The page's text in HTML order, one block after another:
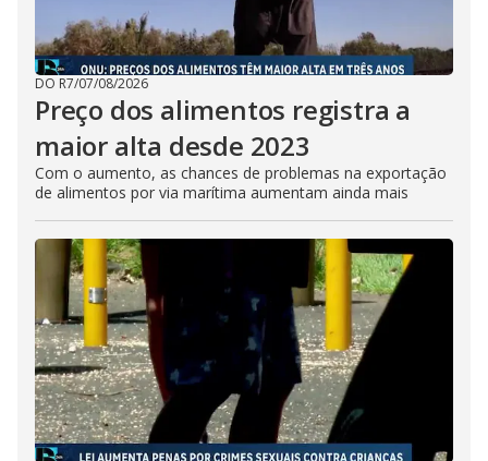
DO R7/07/08/2026
Preço dos alimentos registra a
maior alta desde 2023
Com o aumento, as chances de problemas na exportação
de alimentos por via marítima aumentam ainda mais